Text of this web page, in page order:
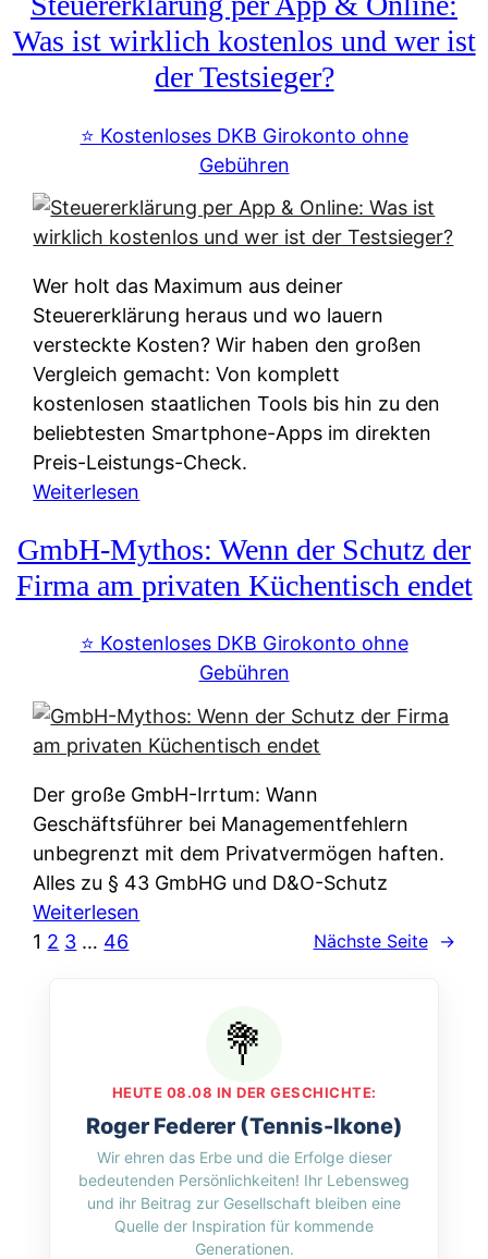
f
r
e
u
s
u
n
f
t
e
i
e
W
e
r
s
i
c
h
e
t
n
w
i
r
a
h
g
s
y
t
e
m
M
I
R
:
W
e
u
d
n
w
l
c
h
e
n
r
n
f
u
n
Was ist wirklich kostenlos und wer ist
der Testsieger?
⭐️ Kostenloses DKB Girokonto ohne
Gebühren
Wer holt das Maximum aus deiner
Steuererklärung heraus und wo lauern
versteckte Kosten? Wir haben den großen
Vergleich gemacht: Von komplett
kostenlosen staatlichen Tools bis hin zu den
beliebtesten Smartphone-Apps im direkten
Preis-Leistungs-Check.
Weiterlesen
t
e
u
e
r
k
l
ä
u
&
O
n
l
GmbH-Mythos: Wenn der Schutz der
Firma am privaten Küchentisch endet
⭐️ Kostenloses DKB Girokonto ohne
Gebühren
Der große GmbH-Irrtum: Wann
Geschäftsführer bei Managementfehlern
unbegrenzt mit dem Privatvermögen haften.
Alles zu § 43 GmbHG und D&O-Schutz
Weiterlesen
M
y
h
o
s
1 2 3 … 46 Nächste Seite →
HEUTE 08.08 IN DER GESCHICHTE:
Roger Federer (Tennis-Ikone)
Wir ehren das Erbe und die Erfolge dieser
bedeutenden Persönlichkeiten! Ihr Lebensweg
und ihr Beitrag zur Gesellschaft bleiben eine
Quelle der Inspiration für kommende
Generationen.